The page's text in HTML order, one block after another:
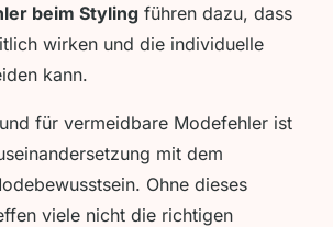
beim Styling führen dazu, dass
wirken und die individuelle
kann.
für vermeidbare Modefehler ist
mit dem
Ohne dieses
viele nicht die richtigen